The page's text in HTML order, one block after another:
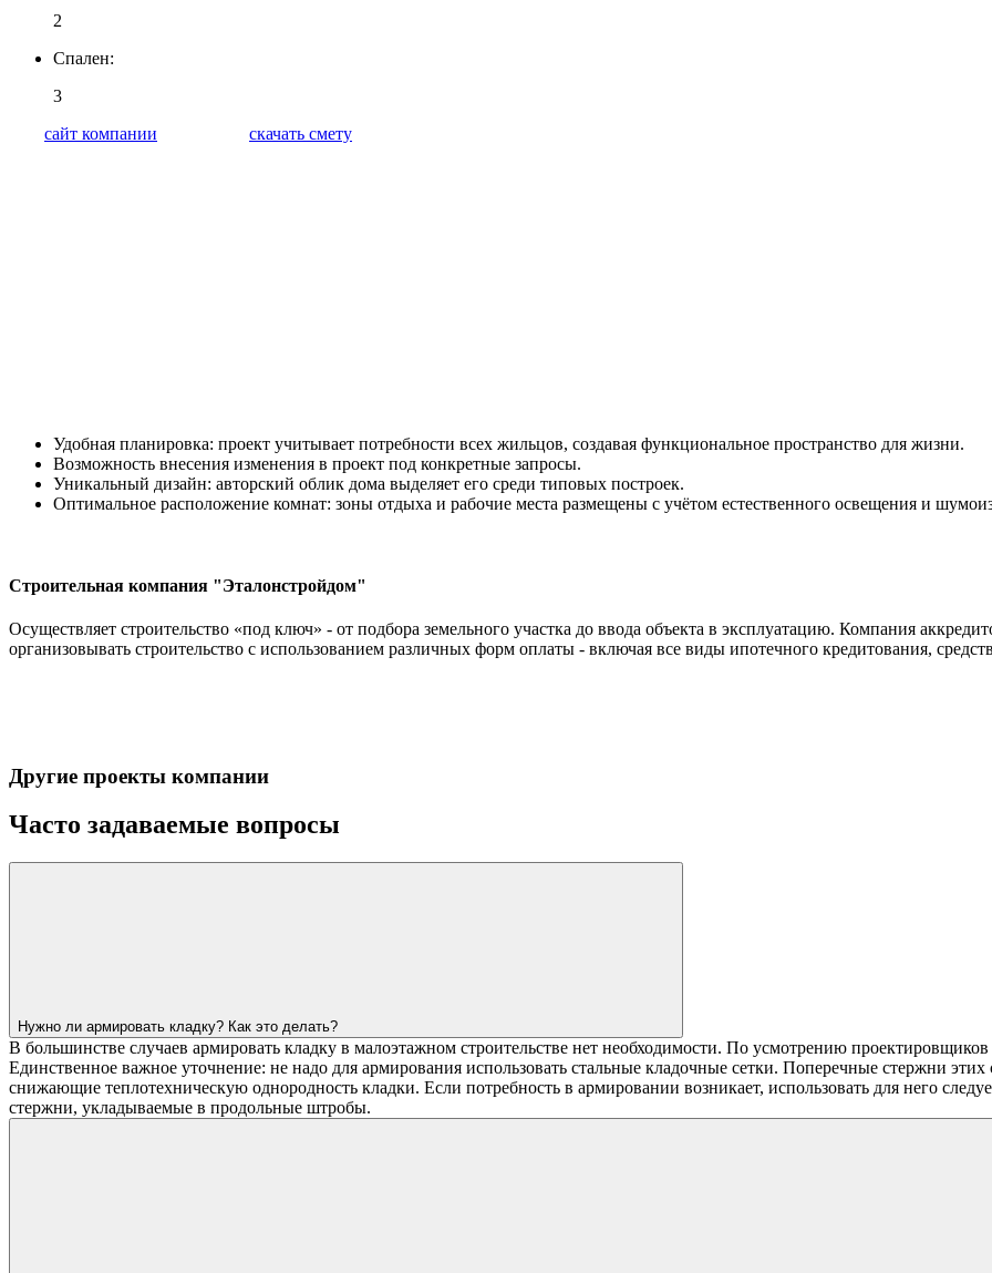
2
Спален:
3
сайт компании
скачать смету
Удобная планировка: проект учитывает потребности всех жильцов, создавая функциональное пространство для жизни.
Возможность внесения изменения в проект под конкретные запросы.
Уникальный дизайн: авторский облик дома выделяет его среди типовых построек.
Оптимальное расположение комнат: зоны отдыха и рабочие места размещены с учётом естественного освещения и
Строительная компания "Эталонстройдом"
Осуществляет строительство «под ключ» - от подбора земельного участка до ввода объекта в эксплуатацию. Компания
организовывать строительство с использованием различных форм оплаты - включая все виды ипотечного кредитования,
Другие проекты компании
Часто задаваемые вопросы
Нужно ли армировать кладку? Как это делать?
В большинстве случаев армировать кладку в малоэтажном строительстве нет необходимости. По усмотрению проектировщиков
Единственное важное уточнение: не надо для армирования использовать стальные кладочные сетки. Поперечные стержни
снижающие теплотехническую однородность кладки. Если потребность в армировании возникает, использовать для него
стержни, укладываемые в продольные штробы.